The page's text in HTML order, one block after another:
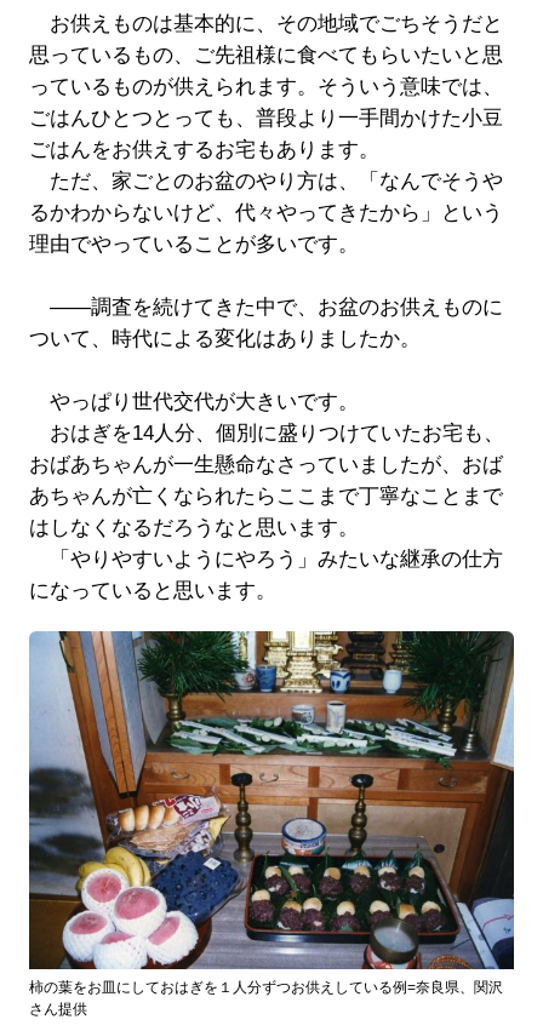
お供えものは基本的に、その地域でごちそうだと
思っているもの、ご先祖様に食べてもらいたいと思
っているものが供えられます。そういう意味では、
ごはんひとつとっても、普段より一手間かけた小豆
ごはんをお供えするお宅もあります。
ただ、家ごとのお盆のやり方は、「なんでそうや
るかわからないけど、代々やってきたから」という
理由でやっていることが多いです。
――調査を続けてきた中で、お盆のお供えものに
ついて、時代による変化はありましたか。
やっぱり世代交代が大きいです。
おはぎを14人分、個別に盛りつけていたお宅も、
おばあちゃんが一生懸命なさっていましたが、おば
あちゃんが亡くなられたらここまで丁寧なことまで
はしなくなるだろうなと思います。
「やりやすいようにやろう」みたいな継承の仕方
になっていると思います。
柿の葉をお皿にしておはぎを１人分ずつお供えしている例=奈良県、関沢
さん提供